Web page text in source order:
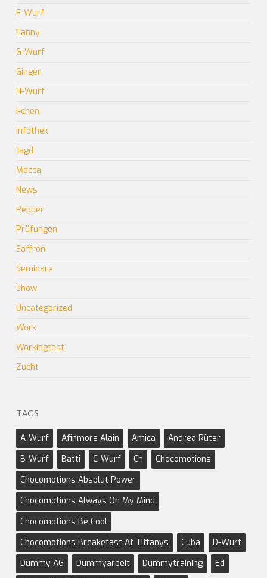
F-Wurf
Fanny
G-Wurf
Ginger
H-Wurf
I-chen
Infothek
Jagd
Mocca
News
Pepper
Prüfungen
Saffron
Seminare
Show
Uncategorized
Work
Workingtest
Zucht
TAGS
A-Wurf Afinmore Alain Amica
Andrea Rüter
B-Wurf
Batti C-Wurf Ch
Chocomotions
Chocomotions Absolut Power
Chocomotions Always On My Mind
Chocomotions Be Cool
Chocomotions Breakefast At Tiffanys
Cuba
D-Wurf
Dummy AG
Dummyarbeit Dummytraining
Ed